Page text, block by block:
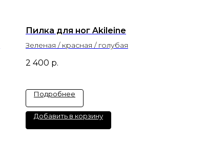
Пилка для ног Akileine
Зеленая / красная / голубая
2 400 р.
Подробнее
Добавить в корзину